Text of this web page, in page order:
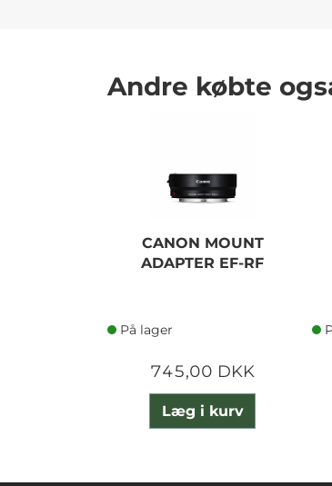
Andre købte
CANON MOUNT
ADAPTER EF-RF
På lager
745,00 DKK
Læg i kurv